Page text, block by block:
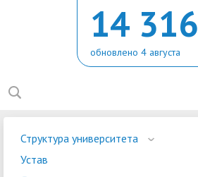
14 316
обновлено 4 августа
Структура университета
Устав